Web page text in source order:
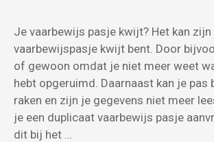
Je vaarbewijs pasje kwijt? Het kan
vaarbewijspasje kwijt bent. Door
of gewoon omdat je niet meer weet
hebt opgeruimd. Daarnaast kan je pas
raken en zijn je gegevens niet meer
je een duplicaat vaarbewijs pasje
dit bij het …